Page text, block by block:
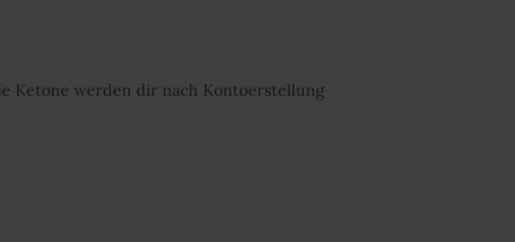
Ketone werden dir nach Kontoerstellung